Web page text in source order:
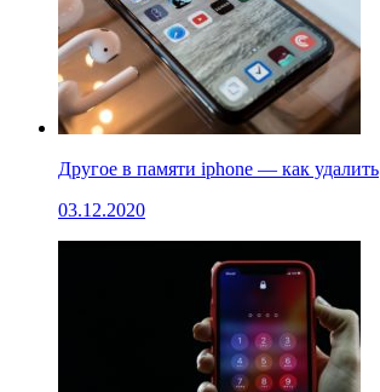
Другое в памяти iphone — как удалить
03.12.2020